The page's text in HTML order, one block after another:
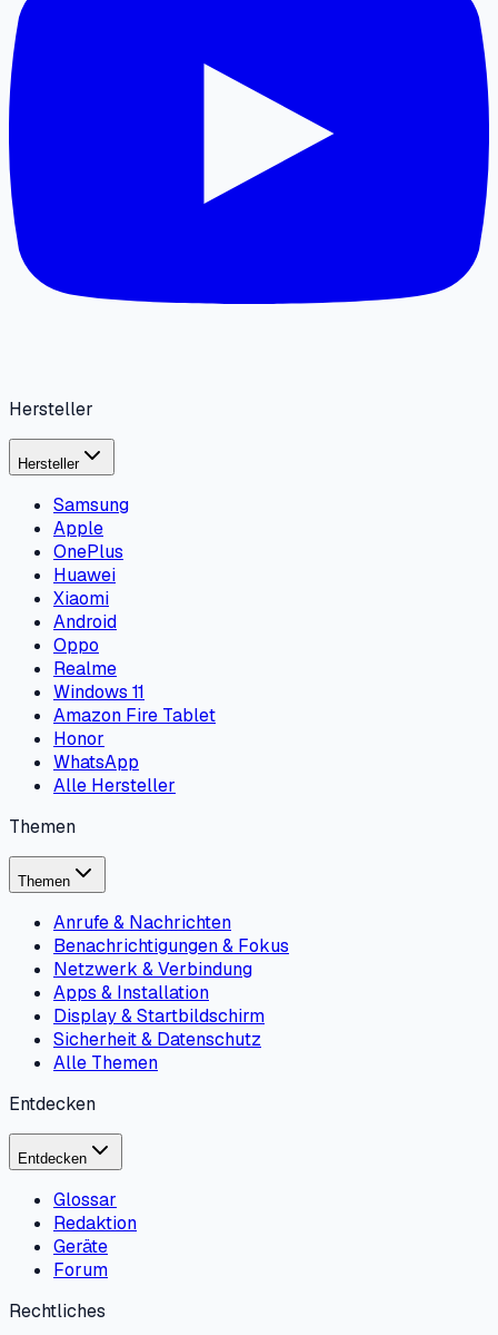
Hersteller
Hersteller
Samsung
Apple
OnePlus
Huawei
Xiaomi
Android
Oppo
Realme
Windows 11
Amazon Fire Tablet
Honor
WhatsApp
Alle Hersteller
Themen
Themen
Anrufe & Nachrichten
Benachrichtigungen & Fokus
Netzwerk & Verbindung
Apps & Installation
Display & Startbildschirm
Sicherheit & Datenschutz
Alle Themen
Entdecken
Entdecken
Glossar
Redaktion
Geräte
Forum
Rechtliches